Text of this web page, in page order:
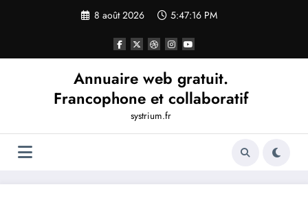
8 août 2026 5:47:17 PM
Annuaire web gratuit.
Francophone et collaboratif
systrium.fr